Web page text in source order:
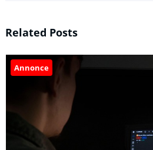
Related Posts
Annonce